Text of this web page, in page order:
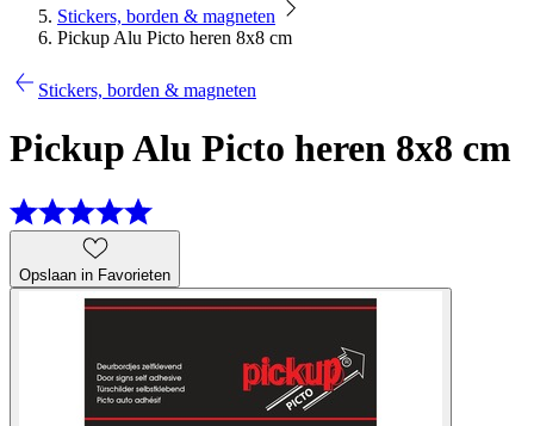
Stickers, borden & magneten
Pickup Alu Picto heren 8x8 cm
Stickers, borden & magneten
Pickup Alu Picto heren 8x8 cm
Opslaan in Favorieten